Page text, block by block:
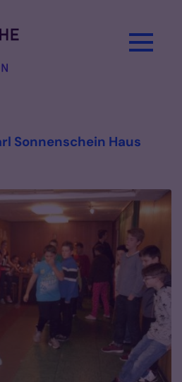
Sonnenschein Haus